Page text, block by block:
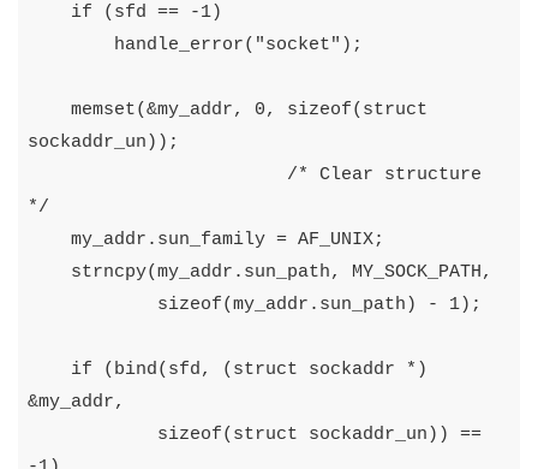
if
( sfd == -1)
handle_error( "socket" );
memset(&my_addr, 0, sizeof( struct
sockaddr_un ));
/* Clear structure
*/
my_addr . sun_family = AF_UNIX;
strncpy(my_addr . sun_path, MY_SOCK_PATH,
sizeof(my_addr . sun_path ) - 1);
if ( bind( sfd, ( struct sockaddr
*)
&my_addr,
sizeof( struct sockaddr_un ))
==